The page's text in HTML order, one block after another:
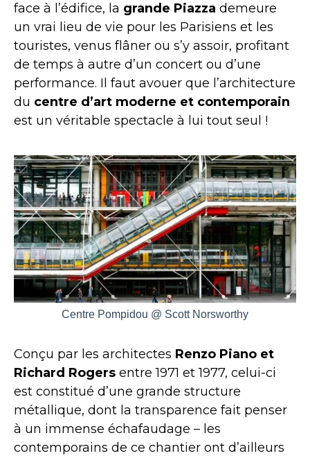
face à l’édifice, la grande Piazza demeure
un vrai lieu de vie pour les Parisiens et les
touristes, venus flâner ou s’y assoir, profitant
de temps à autre d’un concert ou d’une
performance. Il faut avouer que l’architecture
du centre d’art moderne et contemporain
est un véritable spectacle à lui tout seul !
Centre Pompidou @ Scott Norsworthy
Conçu par les architectes Renzo Piano et
Richard Rogers entre 1971 et 1977, celui-ci
est constitué d’une grande structure
métallique, dont la transparence fait penser
à un immense échafaudage – les
contemporains de ce chantier ont d’ailleurs